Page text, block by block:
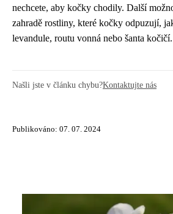
nechcete, aby kočky chodily. Další
zahradě rostliny, které kočky odpuzují,
levandule, routu vonná nebo šanta kočičí.
Našli jste v článku chybu?Kontaktujte nás
Publikováno: 07. 07. 2024